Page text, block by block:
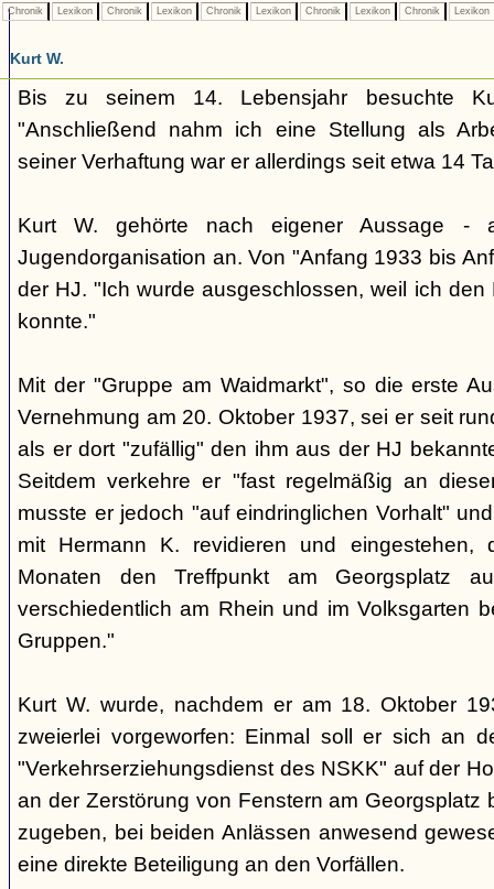
Chronik Lexikon Chronik Lexikon Chronik Lexikon Chronik Lexikon Chronik Lexikon
Kurt W.
Bis zu seinem 14. Lebensjahr besuchte
"Anschließend nahm ich eine Stellung als
seiner Verhaftung war er allerdings seit etwa 14
Kurt W. gehörte nach eigener Aussage
Jugendorganisation an. Von "Anfang 1933 bis
der HJ. "Ich wurde ausgeschlossen, weil ich den
konnte."
Mit der "Gruppe am Waidmarkt", so die erste
Vernehmung am 20. Oktober 1937, sei er seit
als er dort "zufällig" den ihm aus der HJ
Seitdem verkehre er "fast regelmäßig an
musste er jedoch "auf eindringlichen Vorhalt"
mit Hermann K. revidieren und
Monaten den Treffpunkt am Georgsplatz
verschiedentlich am Rhein und im Volksgarten
Gruppen."
Kurt W. wurde, nachdem er am 18. Oktober
zweierlei vorgeworfen: Einmal soll er sich an
"Verkehrserziehungsdienst des NSKK" auf der
an der Zerstörung von Fenstern am Georgsplatz
zugeben, bei beiden Anlässen anwesend
eine direkte Beteiligung an den Vorfällen.